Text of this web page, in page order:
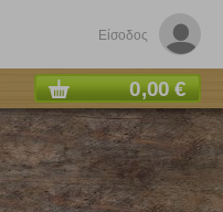
Είσοδος
0,00 €